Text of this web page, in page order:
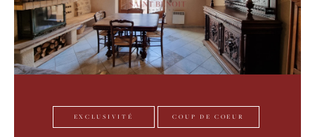
EXCLUSIVITÉ COUP DE COEUR